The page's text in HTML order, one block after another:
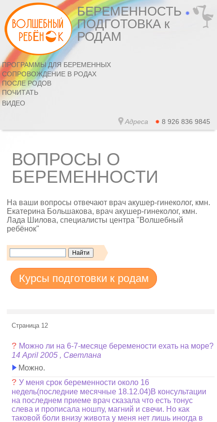
БЕРЕМЕННОСТЬ
ПОДГОТОВКА к
РОДАМ
ПРОГРАММЫ ДЛЯ БЕРЕМЕННЫХ
СОПРОВОЖДЕНИЕ В РОДАХ
ПОСЛЕ РОДОВ
ПОЧИТАТЬ
ВИДЕО
Адреса 8 926 836 9845
ВОПРОСЫ О
БЕРЕМЕННОСТИ
На ваши вопросы отвечают врач акушер-гинеколог, кмн.
Екатерина Большакова, врач акушер-гинеколог, кмн.
Лада Шилова, специалисты центра "Волшебный
ребёнок"
Курсы подготовки к родам
Страница 12
? Можно ли на 6-7-месяце беремености ехать на море?
14 April 2005 , Светлана
Можно.
?У меня срок беременности около 16
недель(последние месячные 18.12.04)В консультации
на последнем приеме врач сказала что есть тонус
слева и прописала ношпу, магний и свечи. Но как
таковой боли внизу живота у меня нет лишь иногда в